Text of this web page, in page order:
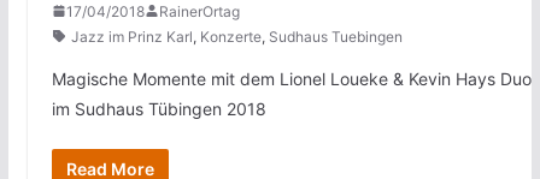
17/04/2018
RainerOrtag
Jazz im Prinz Karl, Konzerte, Sudhaus Tuebingen
Magische Momente mit dem Lionel Loueke & Kevin Hays Duo
im Sudhaus Tübingen 2018
Read More